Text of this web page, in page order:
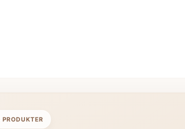
PRODUKTER